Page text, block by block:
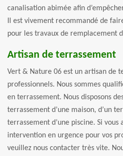
canalisation abimée afin
Il est vivement recommandé de
pour les travaux de remplacement
Artisan de terrassement
Vert & Nature 06 est un artisan de
professionnels. Nous sommes
en terrassement. Nous disposons
terrassement d’une maison, d’un
terrassement d’une piscine. Si vous
intervention en urgence pour vos
veuillez nous contacter très vite.